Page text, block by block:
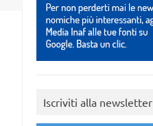
Iscriviti alla newsletter